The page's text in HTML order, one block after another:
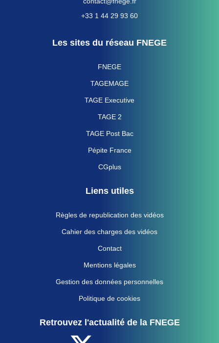
+33 1 44 29 93 60
Les sites du réseau FNEGE
FNEGE
TAGEMAGE
TAGE Executive
TAGE 2
TAGE Post Bac
Pépite France
CGplus
Liens utiles
Règles de republication des vidéos
Cahier des charges des vidéos
Contact
Mentions légales
Gestion des données personnelles
Politique de cookies
Retrouvez l'actualité de la FNEGE